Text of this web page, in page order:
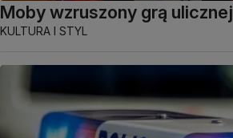
Moby wzruszony grą
KULTURA I STYL